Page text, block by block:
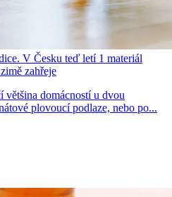
V Česku teď letí 1 materiál
zahřeje
domácností u dvou
plovoucí podlaze, nebo po...